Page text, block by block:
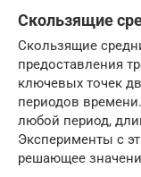
Скользящие
Скользящие
предоставления
ключевых точек
периодов
любой период,
Эксперименты с
решающее